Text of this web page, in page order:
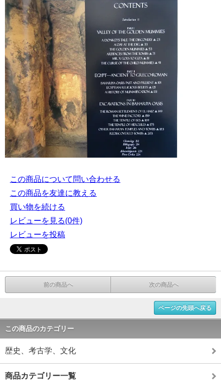
この商品について問い合わせる
この商品を友達に教える
買い物を続ける
レビューを見る(0件)
レビューを投稿
前の商品へ 次の商品へ
ページの先頭へ戻る
この商品のカテゴリー
歴史、考古学、文化
商品カテゴリー一覧